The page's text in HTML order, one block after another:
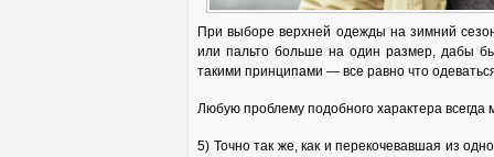
При выборе верхней одежды на зимний
или пальто больше на один размер, дабы
такими принципами — все равно что
Любую проблему подобного характера
5) Точно так же, как и перекочевавшая из